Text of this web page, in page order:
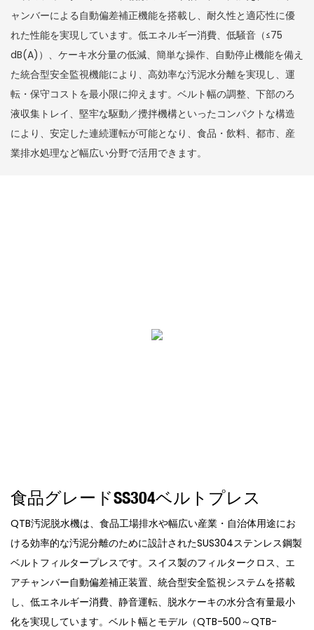
ャンバーによる自動偏差補正機能を搭載し、耐久性と適応性に優
れた性能を実現しています。低エネルギー消費、低騒音（≤75
dB(A)）、ケーキ水分量の低減、簡単な操作、自動停止機能を備え
た統合型安全監視機能により、高効率な汚泥水分離を実現し、運
転・保守コストを最小限に抑えます。ベルト幅の調整、下部のろ
液収集トレイ、堅牢な駆動／攪拌機構といったコンパクトな構造
により、安定した連続運転が可能となり、食品・飲料、都市、産
業排水処理など幅広い分野で活用できます。
食品グレードSS304ベルトプレス
QTB汚泥脱水機は、食品工場排水や幅広い産業・自治体用途にお
ける効率的な汚泥分離のために設計されたSUS304ステンレス鋼製
ベルトフィルタープレスです。スイス製のフィルタークロス、エ
アチャンバー自動偏差補正装置、統合型安全監視システムを搭載
し、低エネルギー消費、静音運転、脱水ケーキの水分含有量最小
化を実現しています。ベルト幅とモデル（QTB-500～QTB-